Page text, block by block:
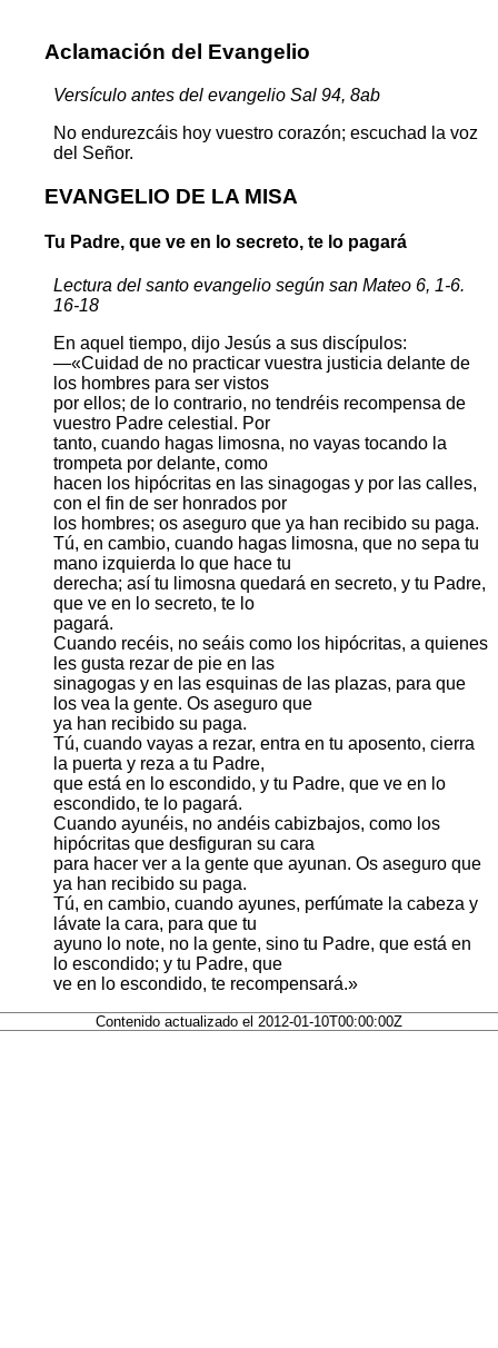
Aclamación del Evangelio
Versículo antes del evangelio Sal 94, 8ab
No endurezcáis hoy vuestro corazón; escuchad la voz
del Señor.
EVANGELIO DE LA MISA
Tu Padre, que ve en lo secreto, te lo pagará
Lectura del santo evangelio según san Mateo 6, 1-6.
16-18
En aquel tiempo, dijo Jesús a sus discípulos:
—«Cuidad de no practicar vuestra justicia delante de
los hombres para ser vistos
por ellos; de lo contrario, no tendréis recompensa de
vuestro Padre celestial. Por
tanto, cuando hagas limosna, no vayas tocando la
trompeta por delante, como
hacen los hipócritas en las sinagogas y por las calles,
con el fin de ser honrados por
los hombres; os aseguro que ya han recibido su paga.
Tú, en cambio, cuando hagas limosna, que no sepa tu
mano izquierda lo que hace tu
derecha; así tu limosna quedará en secreto, y tu Padre,
que ve en lo secreto, te lo
pagará.
Cuando recéis, no seáis como los hipócritas, a quienes
les gusta rezar de pie en las
sinagogas y en las esquinas de las plazas, para que
los vea la gente. Os aseguro que
ya han recibido su paga.
Tú, cuando vayas a rezar, entra en tu aposento, cierra
la puerta y reza a tu Padre,
que está en lo escondido, y tu Padre, que ve en lo
escondido, te lo pagará.
Cuando ayunéis, no andéis cabizbajos, como los
hipócritas que desfiguran su cara
para hacer ver a la gente que ayunan. Os aseguro que
ya han recibido su paga.
Tú, en cambio, cuando ayunes, perfúmate la cabeza y
lávate la cara, para que tu
ayuno lo note, no la gente, sino tu Padre, que está en
lo escondido; y tu Padre, que
ve en lo escondido, te recompensará.»
Contenido actualizado el 2012-01-10T00:00:00Z